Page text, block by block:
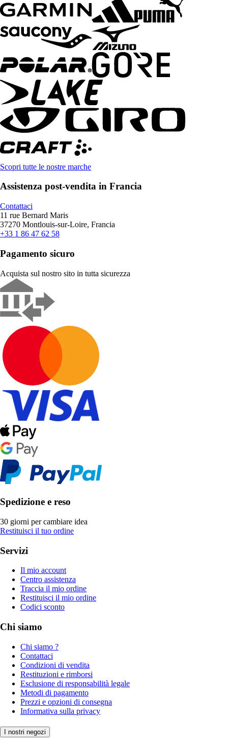
Scopri tutte le nostre marche
Assistenza post-vendita in Francia
Contattaci
11 rue Bernard Maris
37270 Montlouis-sur-Loire, Francia
+33 1 86 47 62 58
Pagamento sicuro
Acquista sul nostro sito in tutta sicurezza
Spedizione e reso
30 giorni per cambiare idea
Restituisci il tuo ordine
Servizi
Il mio account
Centro assistenza
Traccia il mio ordine
Restituisci il mio ordine
Codici sconto
Chi siamo
Chi siamo ?
Contattaci
Condizioni di vendita
Restituzioni e rimborsi
Esclusione di responsabilità legale
Metodi di pagamento
Prezzi e opzioni di consegna
Informativa sulla privacy
I nostri negozi